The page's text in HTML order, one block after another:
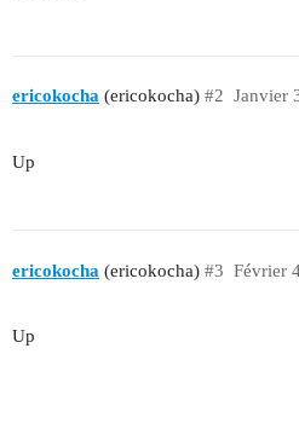
ericokocha (ericokocha) Janvier
#2
Up
ericokocha (ericokocha) Février
#3
Up